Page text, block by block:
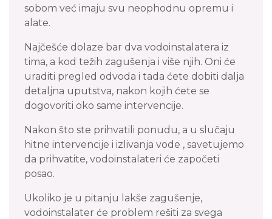
sobom već imaju svu neophodnu opremu i
alate.
Najčešće dolaze bar dva vodoinstalatera iz
tima, a kod težih zagušenja i više njih. Oni će
uraditi pregled odvoda i tada ćete dobiti dalja
detaljna uputstva, nakon kojih ćete se
dogovoriti oko same intervencije.
Nakon što ste prihvatili ponudu, a u slučaju
hitne intervencije i izlivanja vode , savetujemo
da prihvatite, vodoinstalateri će započeti
posao.
Ukoliko je u pitanju lakše zagušenje,
vodoinstalater će problem rešiti za svega